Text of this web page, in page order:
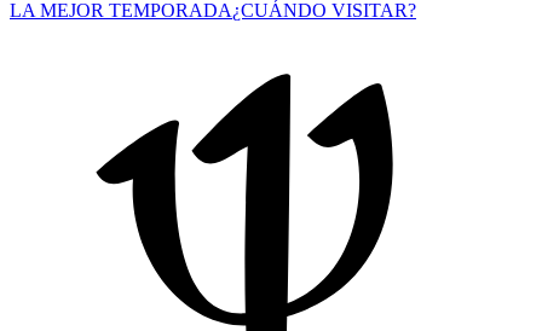
LA MEJOR TEMPORADA¿CUÁNDO VISITAR?